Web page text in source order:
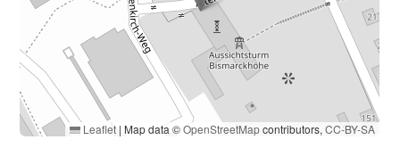
Leaflet | Map data ©OpenStreetMapcontributors,CC-BY-SA